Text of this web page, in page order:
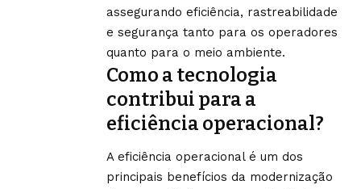
assegurando eficiência, rastreabilidade
e segurança tanto para os operadores
quanto para o meio ambiente.
Como a tecnologia
contribui para a
eficiência operacional?
A eficiência operacional é um dos
principais benefícios da modernização